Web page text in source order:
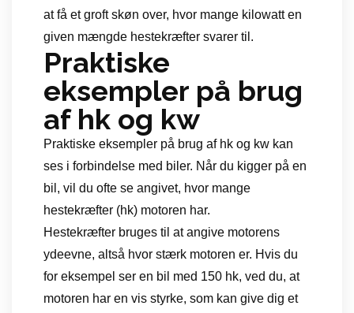
at få et groft skøn over, hvor mange kilowatt en
given mængde hestekræfter svarer til.
Praktiske
eksempler på brug
af hk og kw
Praktiske eksempler på brug af hk og kw kan
ses i forbindelse med biler. Når du kigger på en
bil, vil du ofte se angivet, hvor mange
hestekræfter (hk) motoren har.
Hestekræfter bruges til at angive motorens
ydeevne, altså hvor stærk motoren er. Hvis du
for eksempel ser en bil med 150 hk, ved du, at
motoren har en vis styrke, som kan give dig et